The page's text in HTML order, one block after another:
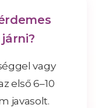
vagy
első 6–10
javasolt.